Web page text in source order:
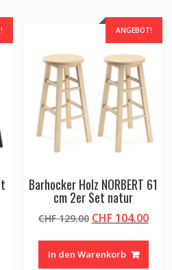
CHF 134.00.
ANGEBOT!
Barhocker Holz NORBERT 61
cm 2er Set natur
CHF129.00 Ursprünglicher
war:
CHF 129.00
CHF104.00
In den Warenkorb